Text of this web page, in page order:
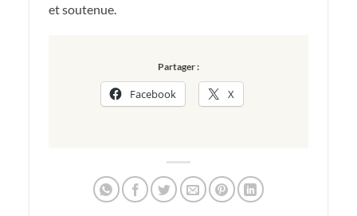
et soutenue.
Partager :
Facebook X